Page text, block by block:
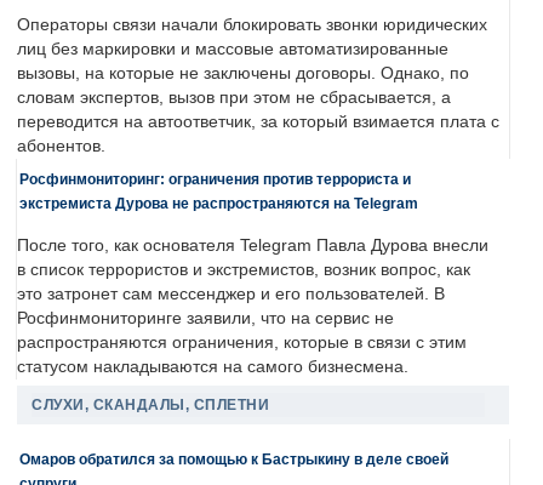
Операторы связи начали блокировать звонки юридических
лиц без маркировки и массовые автоматизированные
вызовы, на которые не заключены договоры. Однако, по
словам экспертов, вызов при этом не сбрасывается, а
переводится на автоответчик, за который взимается плата с
абонентов.
Росфинмониторинг: ограничения против террориста и
экстремиста Дурова не распространяются на Telegram
После того, как основателя Telegram Павла Дурова внесли
в список террористов и экстремистов, возник вопрос, как
это затронет сам мессенджер и его пользователей. В
Росфинмониторинге заявили, что на сервис не
распространяются ограничения, которые в связи с этим
статусом накладываются на самого бизнесмена.
СЛУХИ, СКАНДАЛЫ, СПЛЕТНИ
Омаров обратился за помощью к Бастрыкину в деле своей